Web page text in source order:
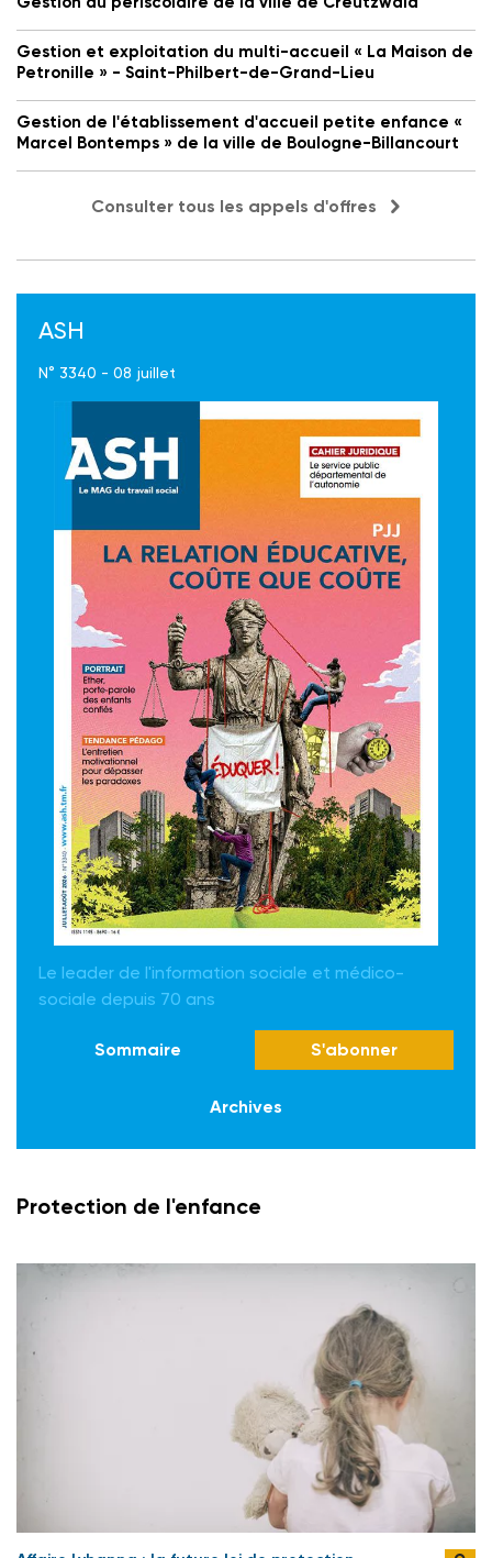
Gestion et exploitation du multi-accueil « La Maison de
Petronille » - Saint-Philbert-de-Grand-Lieu
Gestion de l'établissement d'accueil petite enfance «
Marcel Bontemps » de la ville de Boulogne-Billancourt
Consulter tous les appels d'offres
ASH
N° 3340 - 08 juillet
Le leader de l'information sociale et médico-
sociale depuis 70 ans
Sommaire S'abonner
Archives
Protection de l'enfance